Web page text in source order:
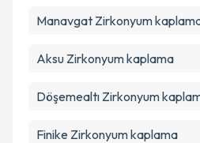
Manavgat Zirkonyum
Aksu Zirkonyum kaplama
Döşemealtı Zirkonyum
Finike Zirkonyum kaplama